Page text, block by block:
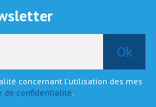
concernant l'utilisation des mes
de confidentialité